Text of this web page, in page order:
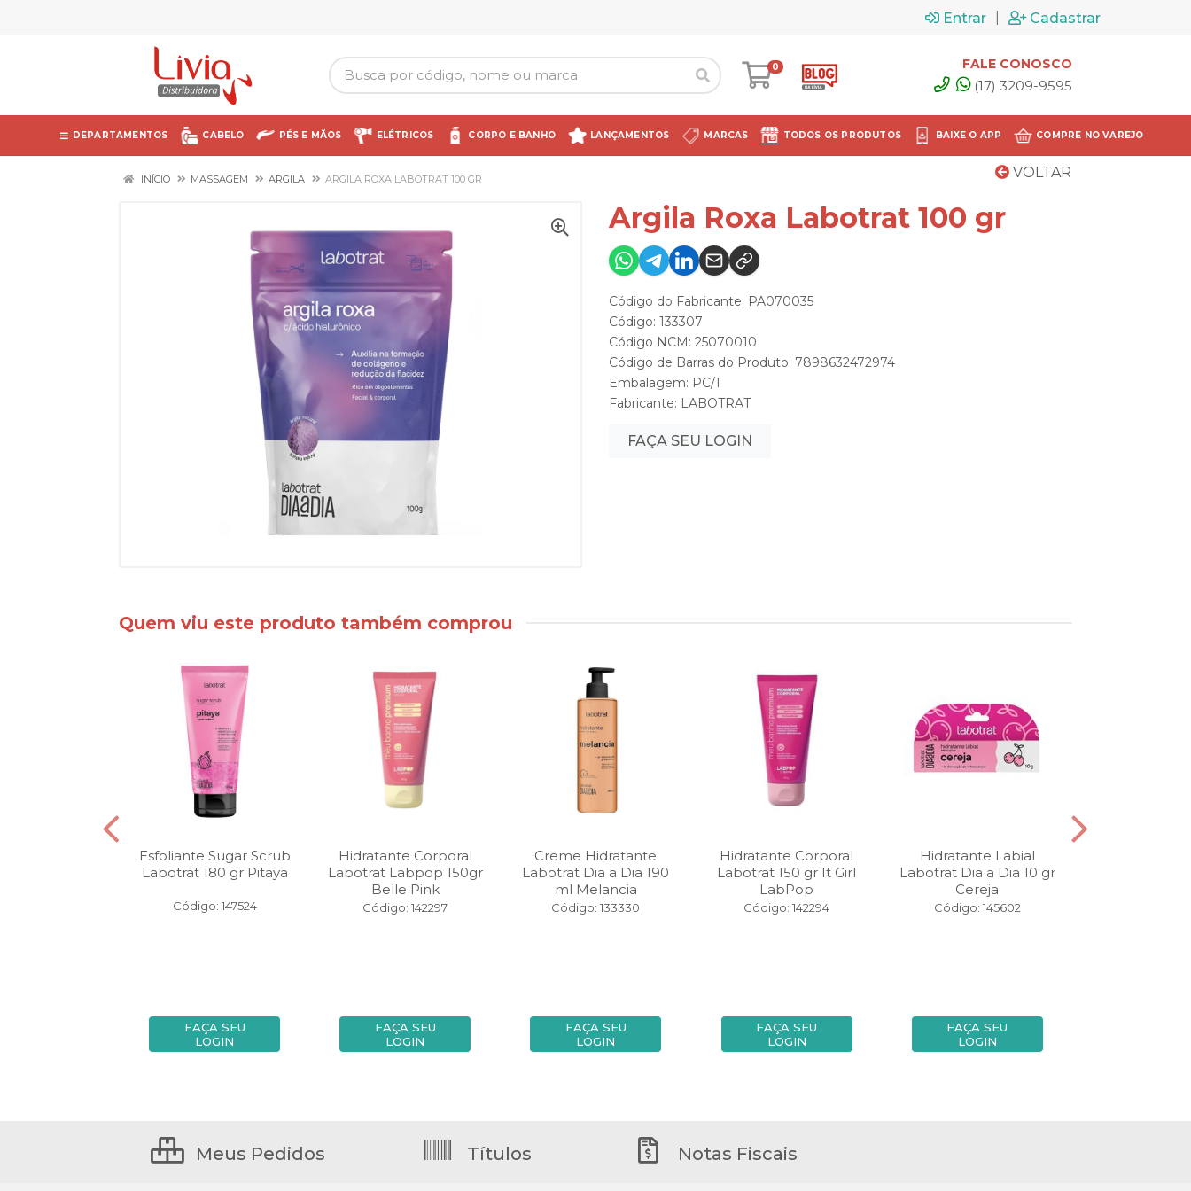
Entrar Cadastrar
0 FALE CONOSCO
(17) 3209-9595
DEPARTAMENTOS CABELO PÉS E MÃOS ELÉTRICOS CORPO E BANHO LANÇAMENTOS MARCAS TODOS OS PRODUTOS BAIXE O APP COMPRE NO VAREJO
VOLTAR
INÍCIO MASSAGEM ARGILA ARGILA ROXA LABOTRAT 100 GR
Argila Roxa Labotrat 100 gr
Código do Fabricante: PA070035
Código: 133307
Código NCM: 25070010
Código de Barras do Produto: 7898632472974
Embalagem: PC/1
Fabricante: LABOTRAT
FAÇA SEU LOGIN
Quem viu este produto também comprou
Esfoliante Sugar Scrub
Labotrat 180 gr Pitaya
Código: 147524
FAÇA SEU
LOGIN
Hidratante Corporal
Labotrat Labpop 150gr
Belle Pink
Código: 142297
FAÇA SEU
LOGIN
Creme Hidratante
Labotrat Dia a Dia 190
ml Melancia
Código: 133330
FAÇA SEU
LOGIN
Hidratante Corporal
Labotrat 150 gr It Girl
LabPop
Código: 142294
FAÇA SEU
LOGIN
Hidratante Labial
Labotrat Dia a Dia 10 gr
Cereja
Código: 145602
FAÇA SEU
LOGIN
Meus Pedidos Títulos Notas Fiscais